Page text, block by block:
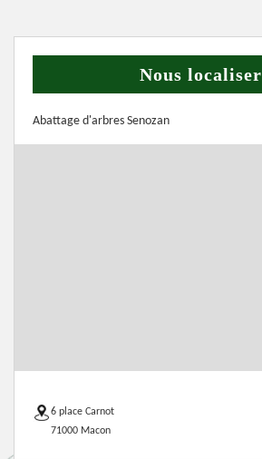
Nous localiser
Abattage d'arbres Senozan
6 place Carnot
71000 Macon